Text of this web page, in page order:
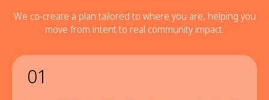
We co-create a plan tailored to where you are, helping you
move from intent to real community impact.
01